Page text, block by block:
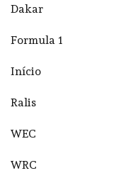
Dakar
Formula 1
Início
Ralis
WEC
WRC